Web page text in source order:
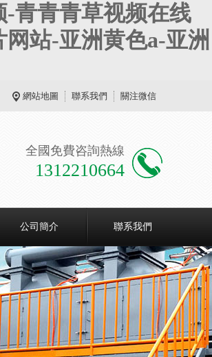
青青青草视频在线
站-亚洲黄色a-亚洲
網站地圖 聯系我們 關注微信
全國免費咨詢熱線
1312210664
公司簡介 聯系我們